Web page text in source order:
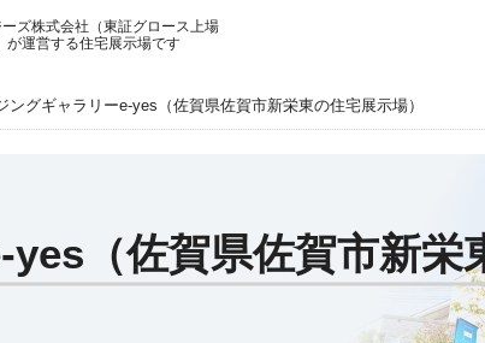
ズ株式会社（東証グロース上場
が運営する住宅展示場です
ングギャラリーe-yes（佐賀県佐賀市新栄東の住宅展示場）
（佐賀県佐賀市新栄